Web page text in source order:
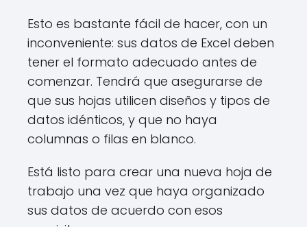
Esto es bastante fácil de hacer, con un
inconveniente: sus datos de Excel deben
tener el formato adecuado antes de
comenzar. Tendrá que asegurarse de
que sus hojas utilicen diseños y tipos de
datos idénticos, y que no haya
columnas o filas en blanco.
Está listo para crear una nueva hoja de
trabajo una vez que haya organizado
sus datos de acuerdo con esos